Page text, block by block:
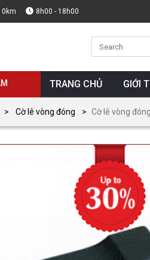
8h00 - 18h00
TRANG CHỦ GIỚI
Cờ lê vòng đóng Cờ lê vòng